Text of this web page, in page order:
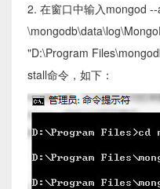
2. 在窗口中输入mongod
"D:\Program
stall命令，如下：